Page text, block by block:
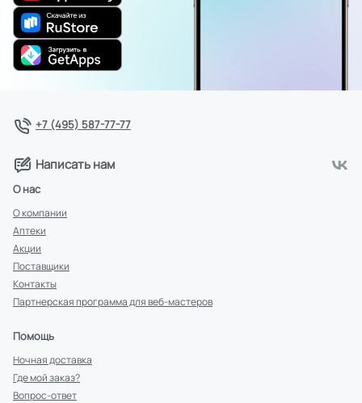
+7 (495) 587-77-77
Написать нам
О нас
О компании
Аптеки
Акции
Поставщики
Контакты
Партнерская программа для веб-мастеров
Помощь
Ночная доставка
Где мой заказ?
Вопрос-ответ